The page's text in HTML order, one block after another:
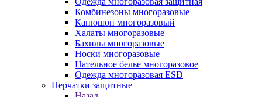
Комбинезоны многоразовые
Капюшон многоразовый
Халаты многоразовые
Бахилы многоразовые
Носки многоразовые
Нательное белье многоразовое
Одежда многоразовая ESD
Перчатки защитные